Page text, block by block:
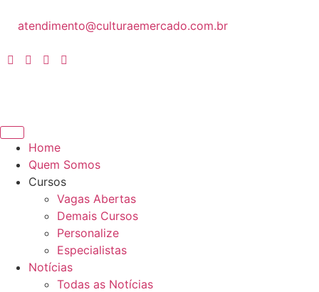
atendimento@culturaemercado.com.br
Home
Quem Somos
Cursos
Vagas Abertas
Demais Cursos
Personalize
Especialistas
Notícias
Todas as Notícias